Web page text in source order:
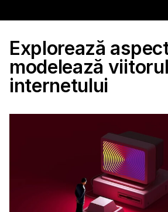
Explorează
modelează viitorul
internetului